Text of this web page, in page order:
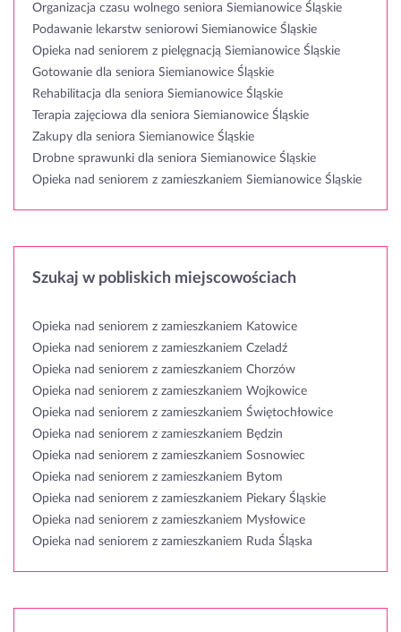
Organizacja czasu wolnego seniora Siemianowice Śląskie
Podawanie lekarstw seniorowi Siemianowice Śląskie
Opieka nad seniorem z pielęgnacją Siemianowice Śląskie
Gotowanie dla seniora Siemianowice Śląskie
Rehabilitacja dla seniora Siemianowice Śląskie
Terapia zajęciowa dla seniora Siemianowice Śląskie
Zakupy dla seniora Siemianowice Śląskie
Drobne sprawunki dla seniora Siemianowice Śląskie
Opieka nad seniorem z zamieszkaniem Siemianowice Śląskie
Szukaj w pobliskich miejscowościach
Opieka nad seniorem z zamieszkaniem Katowice
Opieka nad seniorem z zamieszkaniem Czeladź
Opieka nad seniorem z zamieszkaniem Chorzów
Opieka nad seniorem z zamieszkaniem Wojkowice
Opieka nad seniorem z zamieszkaniem Świętochłowice
Opieka nad seniorem z zamieszkaniem Będzin
Opieka nad seniorem z zamieszkaniem Sosnowiec
Opieka nad seniorem z zamieszkaniem Bytom
Opieka nad seniorem z zamieszkaniem Piekary Śląskie
Opieka nad seniorem z zamieszkaniem Mysłowice
Opieka nad seniorem z zamieszkaniem Ruda Śląska